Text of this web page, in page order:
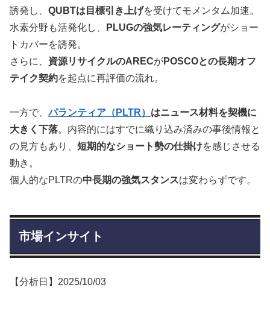
誘発し、 QUBTは目標引き上げを受けてモメンタム加速。
水素分野も活発化し、
PLUGの強気レーティングがショー
トカバーを誘発。
さらに、 資源リサイクルのARECがPOSCOとの長期オフ
テイク契約を起点に再評価の流れ。
一方で、パランティア（PLTR） はニュース材料を契機に
大きく下落。内容的にはすでに織り込み済みの事後情報と
の見方もあり、 短期的なショート勢の仕掛けを感じさせる
動き。
個人的なPLTRの中長期の強気スタンスは変わらずです。
市場インサイト
【分析日】2025/10/03